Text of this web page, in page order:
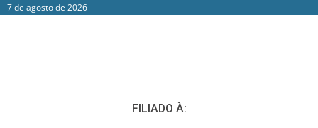
7 de agosto de 2026
FILIADO À: